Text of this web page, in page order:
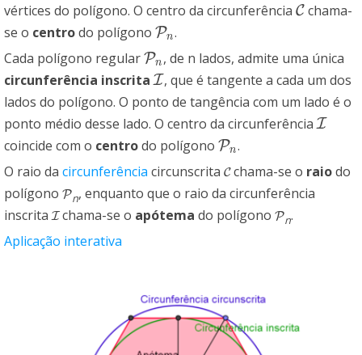
vértices do polígono. O centro da circunferência C
Cchama-
se o centrodo polígono Pn
Pn.
Cada polígono regular Pn
Pn , de n lados, admite uma única
circunferência inscrita I
I , que é tangente a cada um dos
lados do polígono. O ponto de tangência com um lado é o
ponto médio desse lado. O centro da circunferênciaI
I
coincide com o centrodo polígono Pn
Pn.
O raio da circunferência circunscrita Cchama-se o raiodo
polígono Pn, enquanto que o raio da circunferência
inscritaIchama-se o apótema do polígono Pn.
Aplicação interativa